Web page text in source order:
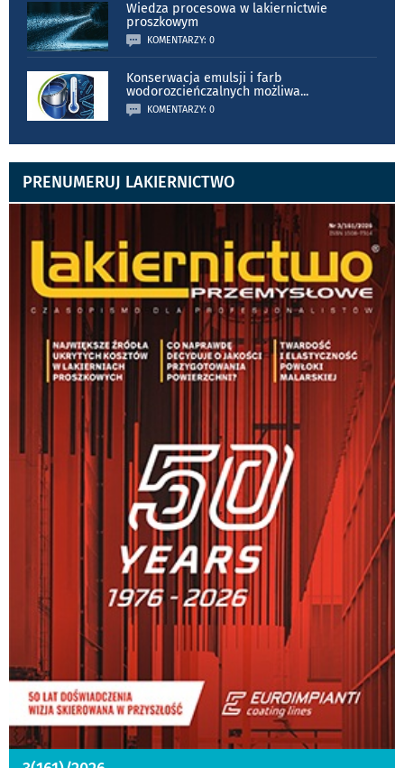
Wiedza procesowa w lakiernictwie
proszkowym
KOMENTARZY: 0
Konserwacja emulsji i farb
wodorozcieńczalnych możliwa...
KOMENTARZY: 0
PRENUMERUJ LAKIERNICTWO